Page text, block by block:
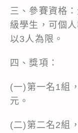
三、參賽資格
級學生，可個
以3人為限。
四、獎項：
(一)第一名1組
元。
(二)第二名2組